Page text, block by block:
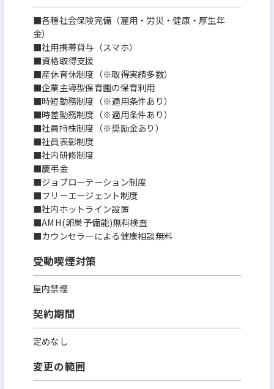
■各種社会保険完備（雇用・労災・健康・厚生年
金）
■社用携帯貸与（スマホ）
■資格取得支援
■産休育休制度（※取得実績多数）
■企業主導型保育園の保育利用
■時短勤務制度（※適用条件あり）
■時差勤務制度（※適用条件あり）
■社員持株制度（※奨励金あり）
■社員表彰制度
■社内研修制度
■慶弔金
■ジョブローテーション制度
■フリーエージェント制度
■社内ホットライン設置
■AMH(卵巣予備能)無料検査
■カウンセラーによる健康相談無料
受動喫煙対策
屋内禁煙
契約期間
定めなし
変更の範囲